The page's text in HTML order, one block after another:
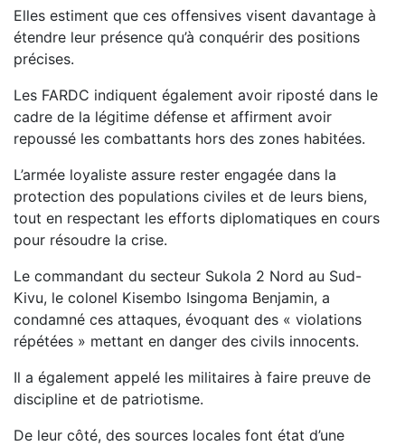
Elles estiment que ces offensives visent davantage à
étendre leur présence qu’à conquérir des positions
précises.
Les FARDC indiquent également avoir riposté dans le
cadre de la légitime défense et affirment avoir
repoussé les combattants hors des zones habitées.
L’armée loyaliste assure rester engagée dans la
protection des populations civiles et de leurs biens,
tout en respectant les efforts diplomatiques en cours
pour résoudre la crise.
Le commandant du secteur Sukola 2 Nord au Sud-
Kivu, le colonel Kisembo Isingoma Benjamin, a
condamné ces attaques, évoquant des « violations
répétées » mettant en danger des civils innocents.
Il a également appelé les militaires à faire preuve de
discipline et de patriotisme.
De leur côté, des sources locales font état d’une